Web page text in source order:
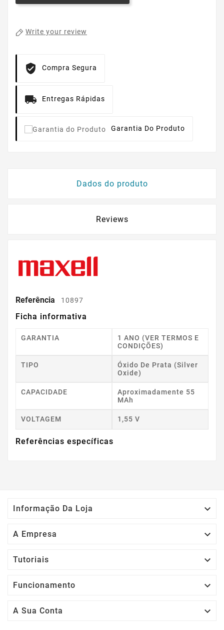
Write your review
Compra Segura
Entregas Rápidas
Garantia Do Produto
Dados do produto
Reviews
Referência 10897
Ficha informativa
GARANTIA
1 ANO (VER TERMOS E
CONDIÇÕES)
TIPO
Óxido De Prata (Silver
Oxide)
CAPACIDADE
Aproximadamente 55
MAh
VOLTAGEM 1,55 V
Referências específicas
Informação Da Loja 
A Empresa 
Tutoriais 
Funcionamento 
A Sua Conta 